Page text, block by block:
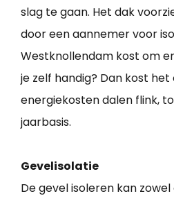
slag te gaan. Het dak
door een aannemer voor
Westknollendam kost om
je zelf handig? Dan kost
energiekosten dalen flink,
jaarbasis.
Gevelisolatie
De gevel isoleren kan